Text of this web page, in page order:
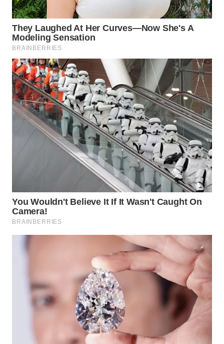
SEMARANG
WN
SOLO
WN
BOROBUDUR
WN
MADURA
NATUNA
WN
WN
LIKUPANG
LABUANBAJO